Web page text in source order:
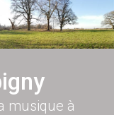
musique à